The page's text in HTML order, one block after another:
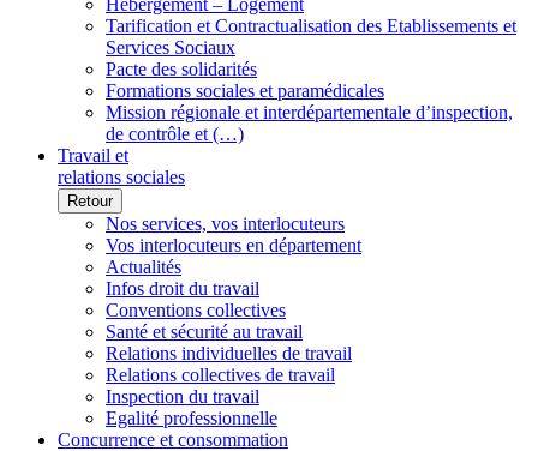
Hébergement – Logement
Tarification et Contractualisation des Etablissements et
Services Sociaux
Pacte des solidarités
Formations sociales et paramédicales
Mission régionale et interdépartementale d’inspection,
de contrôle et (…)
Travail et
relations sociales
Retour
Nos services, vos interlocuteurs
Vos interlocuteurs en département
Actualités
Infos droit du travail
Conventions collectives
Santé et sécurité au travail
Relations individuelles de travail
Relations collectives de travail
Inspection du travail
Egalité professionnelle
Concurrence et consommation